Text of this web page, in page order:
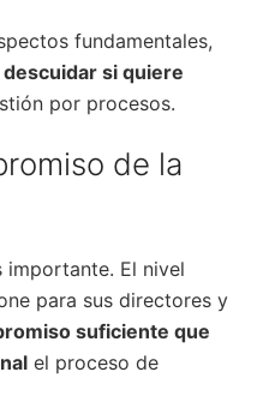
fundamentales,
descuidar si quiere
por procesos.
de la
importante. El nivel
para sus directores y
suficiente que
el proceso de